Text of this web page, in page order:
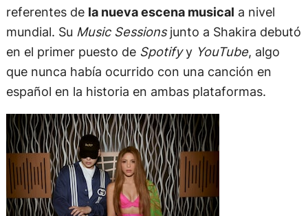
referentes de la nueva escena musical a nivel
mundial. Su Music Sessionsjunto a Shakira debutó
en el primer puesto de Spotifyy YouTube, algo
que nunca había ocurrido con una canción en
español en la historia en ambas plataformas.